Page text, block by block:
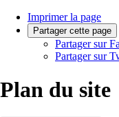
Imprimer la page
Partager cette page
Partager sur
Partager sur
Plan du site